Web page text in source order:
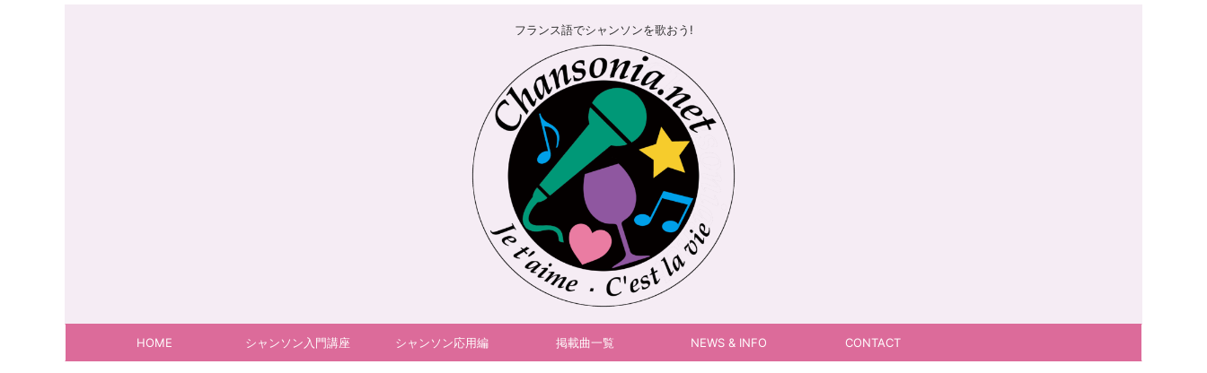
フランス語でシャンソンを歌おう!
HOME シャンソン入門講座 シャンソン応用編 掲載曲一覧 NEWS & INFO CONTACT